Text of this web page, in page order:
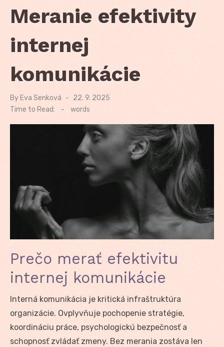
Meranie efektivity
internej
komunikácie
By Eva Senková
Posted
on
22. 9. 2025
Time to Read:
- words
Prečo merať efektivitu
internej komunikácie
Interná komunikácia je kritická infraštruktúra
organizácie. Ovplyvňuje pochopenie stratégie,
koordináciu práce, psychologickú bezpečnosť a
schopnosť zvládať zmeny. Bez merania zostáva len